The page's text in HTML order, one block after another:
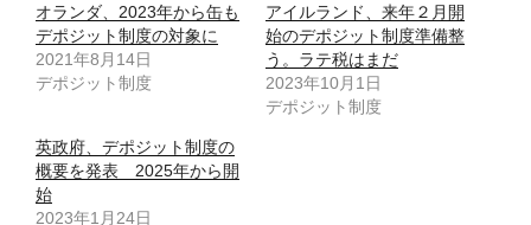
t
t
e
r
で
共
し
い
ウ
ィ
ド
共
有
す
る
に
は
ク
ク
し
て
く
さ
オランダ、2023年から缶も
デポジット制度の対象に
2021年8月14日
デポジット制度
アイルランド、来年２月開
始のデポジット制度準備整
う。ラテ税はまだ
2023年10月1日
デポジット制度
英政府、デポジット制度の
概要を発表 2025年から開
始
2023年1月24日